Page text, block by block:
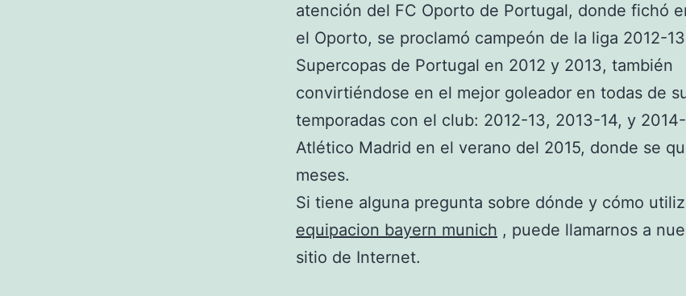
atención del FC Oporto de Portugal, donde fichó
el Oporto, se proclamó campeón de la liga 2012-
Supercopas de Portugal en 2012 y 2013, también
convirtiéndose en el mejor goleador en todas de
temporadas con el club: 2012-13, 2013-14, y
Atlético Madrid en el verano del 2015, donde se
meses.
Si tiene alguna pregunta sobre dónde y cómo
equipacion bayern munich , puede llamarnos a
sitio de Internet.